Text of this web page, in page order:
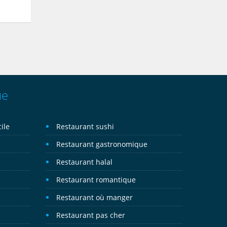
Restaurant sushi
Restaurant gastronomique
Restaurant halal
Restaurant romantique
Restaurant où manger
Restaurant pas cher